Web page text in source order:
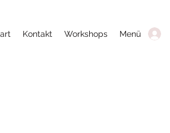
Kontakt Workshops Menü